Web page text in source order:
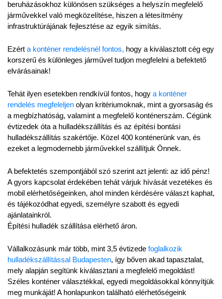
beruházásokhoz különösen szükséges a helyszín megfelelő
járművekkel való megközelítése, hiszen a létesítmény
infrastruktúrájának fejlesztése az egyik simítás.
Ezért a konténer rendelésnél fontos, hogy a kiválasztott cég egy
korszerű és különleges járművel tudjon megfelelni a befektető
elvárásainak!
Tehát ilyen esetekben rendkívül fontos, hogy a konténer
rendelés megfeleljen olyan kritériumoknak, mint a gyorsaság és
a megbízhatóság, valamint a megfelelő konténerszám. Cégünk
évtizedek óta a hulladékszállítás és az építési bontási
hulladékszállítás szakértője. Közel 400 konténerünk van, és
ezeket a legmodernebb járművekkel szállítjuk Önnek.
A befektetés szempontjából szó szerint azt jelenti: az idő pénz!
A gyors kapcsolat érdekében tehát várjuk hívását vezetékes és
mobil elérhetőségeinken, ahol minden kérdésére választ kaphat,
és tájékozódhat egyedi, személyre szabott és egyedi
ajánlatainkról.
Építési hulladék szállítása elérhető áron.
Vállalkozásunk már több, mint 3,5 évtizede foglalkozik
hulladékszállítással Budapesten, így bőven akad tapasztalat,
mely alapján segítünk kiválasztani a megfelelő megoldást!
Széles konténer választékkal, egyedi megoldásokkal könnyítjük
meg munkáját! A honlapunkon található elérhetőségeink